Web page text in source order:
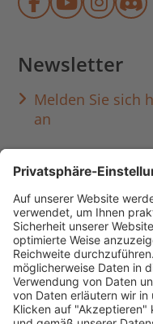
Münchner
Newsletter
Melden Sie sich
an
Häufig
Standorte &
anmelden &
Ausbildung &